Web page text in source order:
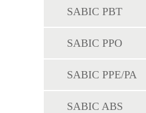
SABIC PBT
SABIC PPO
SABIC PPE/PA
SABIC ABS